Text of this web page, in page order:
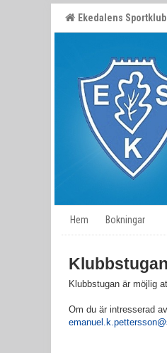
Ekedalens
Hem Bokningar
Klubbstugan
Klubbstugan är möjlig
Om du är intresserad